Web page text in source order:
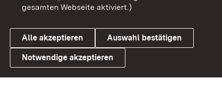
Link zum Landesportal
Datenschutz
Cookies
gesamten Webseite aktiviert.)
Alle akzeptieren Auswahl bestätigen
Notwendige akzeptieren